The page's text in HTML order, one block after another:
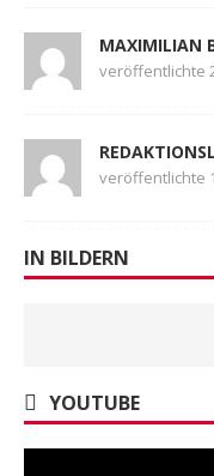
MAXIMILIAN
veröffentlichte
veröffentlichte
IN BILDERN
YOUTUBE